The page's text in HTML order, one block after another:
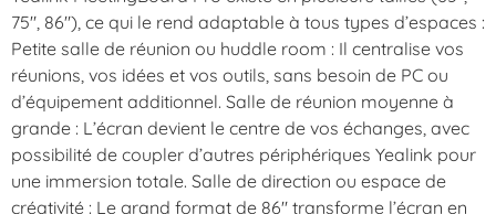
75″, 86″), ce qui le rend adaptable à tous types d’espaces :
Petite salle de réunion ou huddle room : Il centralise vos
réunions, vos idées et vos outils, sans besoin de PC ou
d’équipement additionnel. Salle de réunion moyenne à
grande : L’écran devient le centre de vos échanges, avec
possibilité de coupler d’autres périphériques Yealink pour
une immersion totale. Salle de direction ou espace de
créativité : Le grand format de 86″ transforme l’écran en